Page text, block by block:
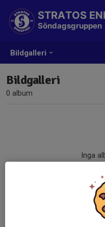
Bildgalleri
STRATOS
Söndagsgruppen
Bildgalleri
0 album
Inga